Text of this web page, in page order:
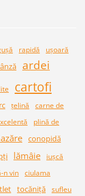
rapidă
uşoară
ardei
cartofi
ţelină
carne de
plină de
conopidă
lămâie iuşcă
n vin ciulama
tocăniţă sufleu